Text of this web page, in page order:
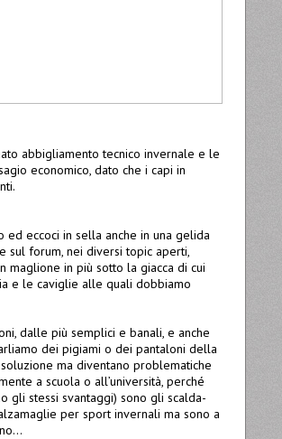
abbigliamento tecnico invernale e le
economico, dato che i capi in
eccoci in sella anche in una gelida
sul forum, nei diversi topic aperti,
in più sotto la giacca di cui
e le caviglie alle quali dobbiamo
dalle più semplici e banali, e anche
dei pigiami o dei pantaloni della
ma diventano problematiche
a scuola o all’università, perché
gli stessi svantaggi) sono gli scalda-
per sport invernali ma sono a